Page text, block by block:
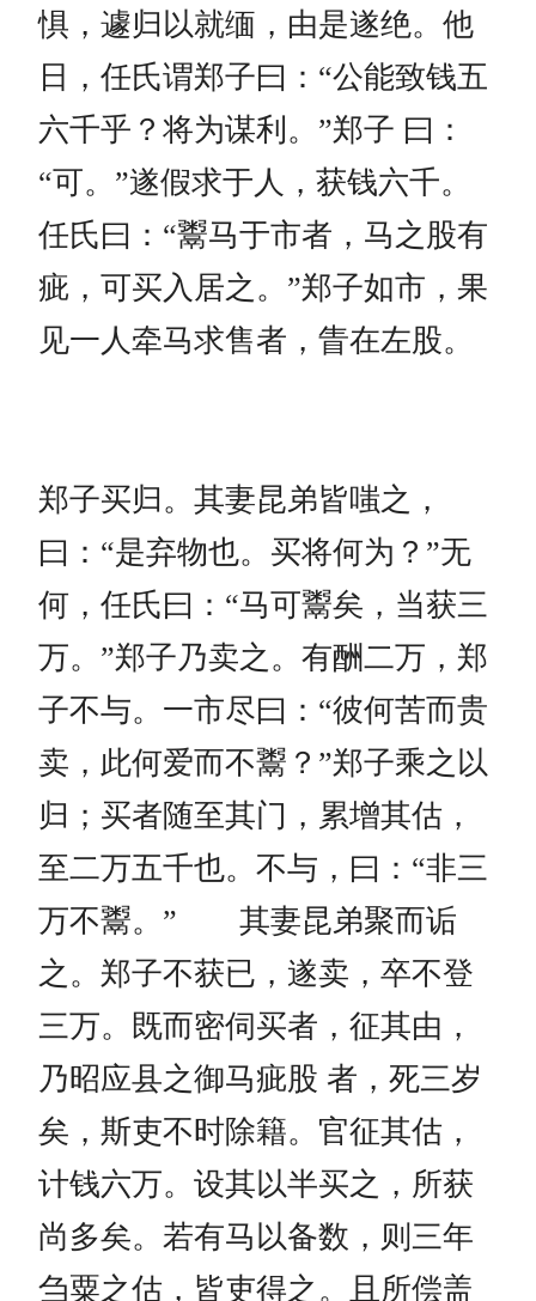
惧，遽归以就缅，由是遂绝。他
日，任氏谓郑子曰：“公能致钱五
六千乎？将为谋利。”郑子 曰：
“可。”遂假求于人，获钱六千。
任氏曰：“鬻马于市者，马之股有
疵，可买入居之。”郑子如市，果
见一人牵马求售者，眚在左股。
郑子买归。其妻昆弟皆嗤之，
曰：“是弃物也。买将何为？”无
何，任氏曰：“马可鬻矣，当获三
万。”郑子乃卖之。有酬二万，郑
子不与。一市尽曰：“彼何苦而贵
卖，此何爱而不鬻？”郑子乘之以
归；买者随至其门，累增其估，
至二万五千也。不与，曰：“非三
万不鬻。” 其妻昆弟聚而诟
之。郑子不获已，遂卖，卒不登
三万。既而密伺买者，征其由，
乃昭应县之御马疵股 者，死三岁
矣，斯吏不时除籍。官征其估，
计钱六万。设其以半买之，所获
尚多矣。若有马以备数，则三年
刍粟之估，皆吏得之。且所偿盖